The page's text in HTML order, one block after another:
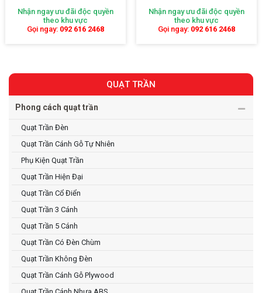
Nhận ngay ưu đãi độc quyền
theo khu vực
Gọi ngay:092 616 2468
Nhận ngay ưu đãi độc
theo khu vực
Gọi ngay:092 616
QUẠT TRẦN
Phong cách quạt trần
Quạt Trần Đèn
Quạt Trần Cánh Gỗ Tự Nhiên
Phụ Kiện Quạt Trần
Quạt Trần Hiện Đại
Quạt Trần Cổ Điển
Quạt Trần 3 Cánh
Quạt Trần 5 Cánh
Quạt Trần Có Đèn Chùm
Quạt Trần Không Đèn
Quạt Trần Cánh Gỗ Plywood